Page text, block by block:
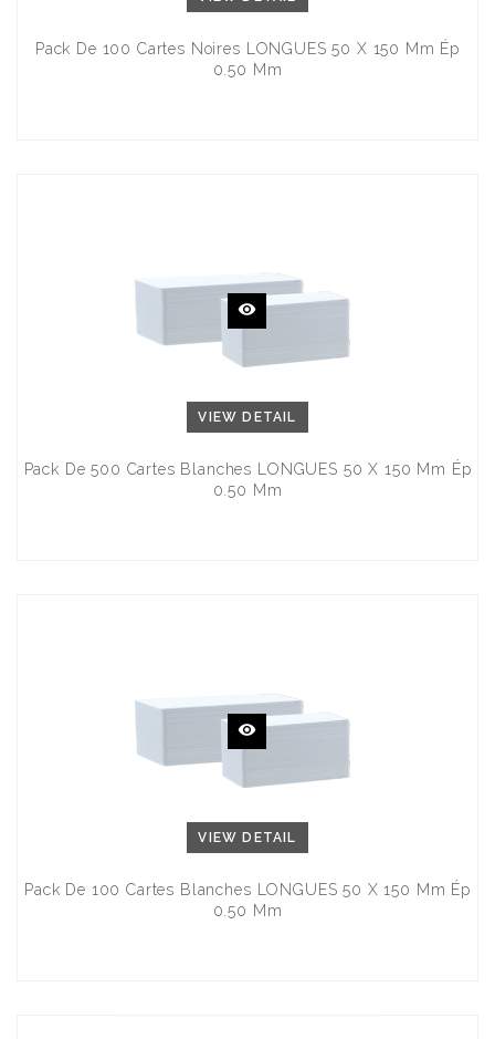
Pack De 100 Cartes Noires LONGUES 50 X 150 Mm Ép
0.50 Mm
VIEW DETAIL
Pack De 500 Cartes Blanches LONGUES 50 X 150 Mm Ép
0.50 Mm
VIEW DETAIL
Pack De 100 Cartes Blanches LONGUES 50 X 150 Mm Ép
0.50 Mm